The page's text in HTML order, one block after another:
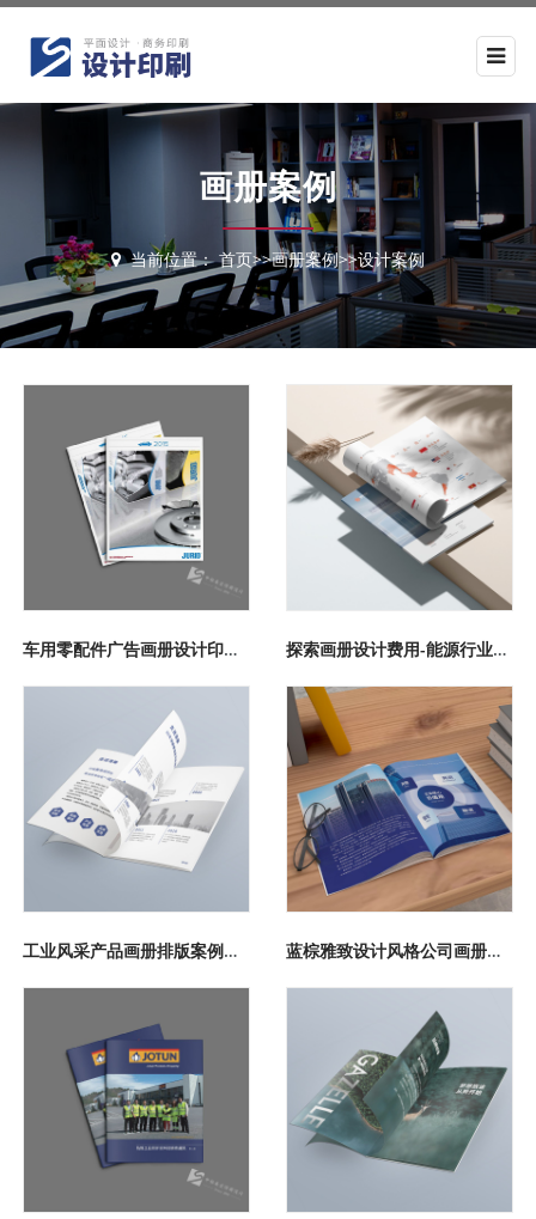
画册案例
当前位置：首页>>画册案例>>设计案例
车用零配件广告画册设计印刷案例 探索画册设计费用-能源行业宣传册定制案例赏析
工业风采产品画册排版案例鉴赏 蓝棕雅致设计风格公司画册定制案例鉴赏